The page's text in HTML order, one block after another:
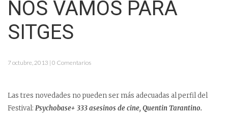
NOS VAMOS PARA
SITGES
7 octubre, 2013 | 0 Comentarios
Las tres novedades no pueden ser más adecuadas al perfil del
Festival: Psychobase+ 333 asesinos de cine, Quentin Tarantino.